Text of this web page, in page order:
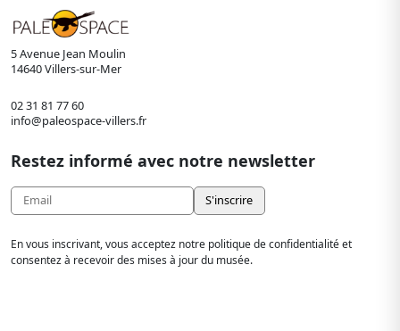
5 Avenue Jean Moulin
14640 Villers-sur-Mer
02 31 81 77 60
info@paleospace-villers.fr
Restez informé avec notre newsletter
En vous inscrivant, vous acceptez notre politique de confidentialité et
consentez à recevoir des mises à jour du musée.